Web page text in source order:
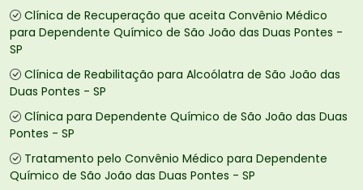
Clínica de Recuperação que aceita Convênio Médico
para Dependente Químico de São João das Duas Pontes -
SP
Clínica de Reabilitação para Alcoólatra de São João das
Duas Pontes - SP
Clínica para Dependente Químico de São João das Duas
Pontes - SP
Tratamento pelo Convênio Médico para Dependente
Químico de São João das Duas Pontes - SP